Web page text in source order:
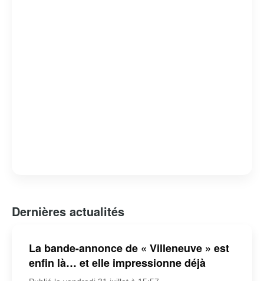
Dernières actualités
La bande-annonce de « Villeneuve » est
enfin là… et elle impressionne déjà